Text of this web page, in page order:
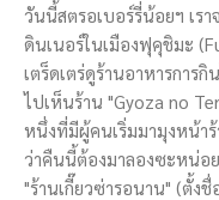
วันนี้สตรอเบอร์รี่น้อยฯ เร
ดินเนอร์ในเมืองฟุคุชิมะ
เตร็ดเตร่ดูร้านอาหารการ
ไปเห็นร้าน "Gyoza no
หนึ่งที่มีผู้คนเริ่มมามุงหน้า
ว่าคืนนี้ต้องมาลองซะหน่อ
"ร้านเกี๊ยวซ่ารอนาน" (ตั้งชื่